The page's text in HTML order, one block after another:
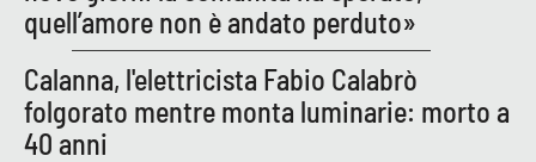
quell’amore non è andato perduto»
Calanna, l'elettricista Fabio Calabrò
folgorato mentre monta luminarie: morto a
40 anni